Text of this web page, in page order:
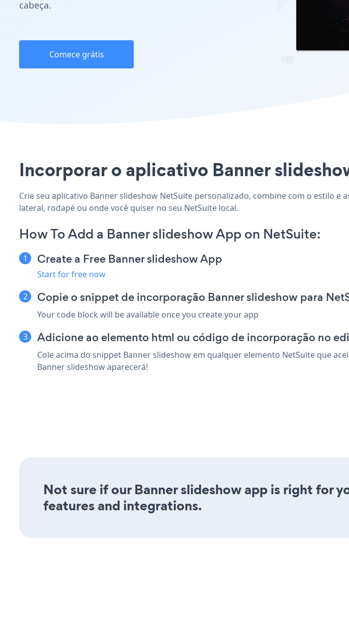
cabeça.
Comece grátis
Incorporar o aplicativo Banner
Crie seu aplicativo Banner slideshow NetSuite personalizado, combine com o estilo
lateral, rodapé ou onde você quiser no seu NetSuite local.
How To Add a Banner slideshow App on NetSuite:
Create a Free Banner slideshow App
Start for free now
Copie o snippet de incorporação Banner slideshow para
Your code block will be available once you create your app
Adicione ao elemento html ou código de incorporação no
Cole acima do snippet Banner slideshow em qualquer elemento NetSuite que
Banner slideshow aparecerá!
Not sure if our Banner slideshow app is right for
features and integrations.